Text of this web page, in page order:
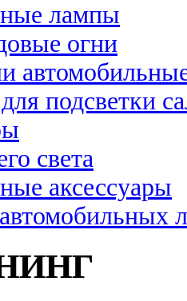
лампы
огни
подсветки
света
аксессуары